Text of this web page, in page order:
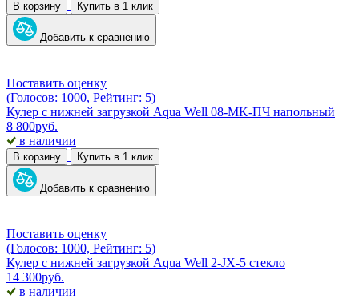
В корзину Купить в 1 клик
Добавить к сравнению
Поставить оценку
(Голосов: 1000, Рейтинг: 5)
Кулер с нижней загрузкой Aqua Well 08-MK-ПЧ напольный
8 800руб.
в наличии
В корзину Купить в 1 клик
Добавить к сравнению
Поставить оценку
(Голосов: 1000, Рейтинг: 5)
Кулер с нижней загрузкой Aqua Well 2-JX-5 стекло
14 300руб.
в наличии